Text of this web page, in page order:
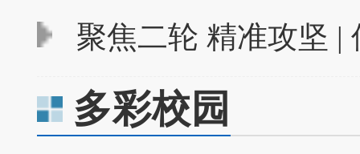
聚焦二轮 精准攻坚 |
多彩校园